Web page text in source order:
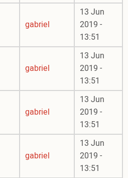
gabriel
13 Jun
2019 -
13:51
gabriel
13 Jun
2019 -
13:51
gabriel
13 Jun
2019 -
13:51
gabriel
13 Jun
2019 -
13:51